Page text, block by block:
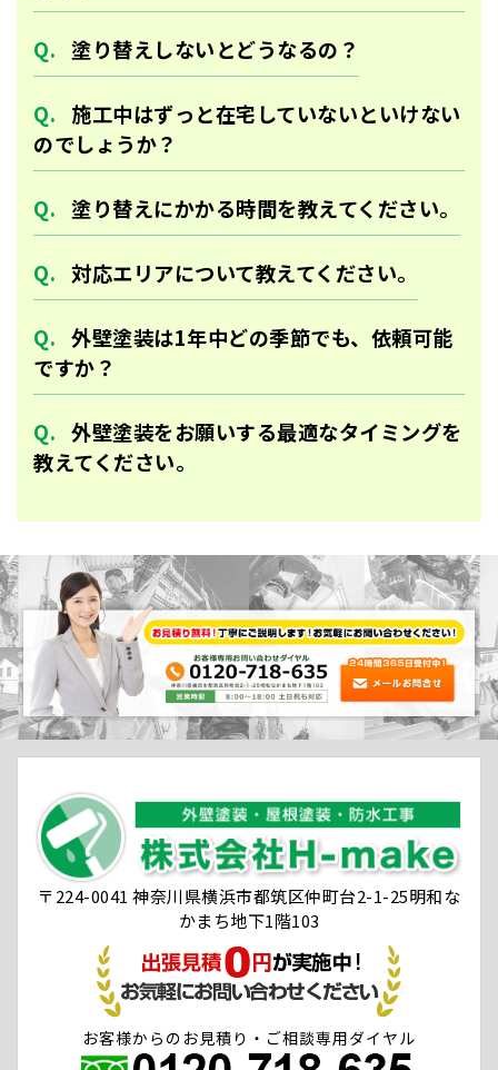
塗り替えしないとどうなるの？
施工中はずっと在宅していないといけない
のでしょうか？
塗り替えにかかる時間を教えてください。
対応エリアについて教えてください。
外壁塗装は1年中どの季節でも、依頼可能
ですか？
外壁塗装をお願いする最適なタイミングを
教えてください。
〒224-0041 神奈川県横浜市都筑区仲町台2-1-25明和な
かまち地下1階103
お客様からのお見積り・ご相談専用ダイヤル